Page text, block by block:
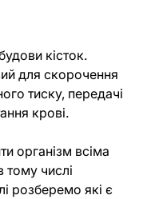
кісток.
для скорочення
тиску, передачі
крові.
організм всіма
тому числі
розберемо які є